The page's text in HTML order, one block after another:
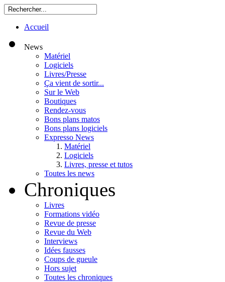
Accueil
News
Matériel
Logiciels
Livres/Presse
Ça vient de sortir...
Sur le Web
Boutiques
Rendez-vous
Bons plans matos
Bons plans logiciels
Expresso News
Matériel
Logiciels
Livres, presse et tutos
Toutes les news
Chroniques
Livres
Formations vidéo
Revue de presse
Revue du Web
Interviews
Idées fausses
Coups de gueule
Hors sujet
Toutes les chroniques